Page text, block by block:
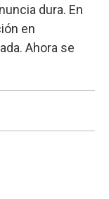
dura. En
en
Ahora se